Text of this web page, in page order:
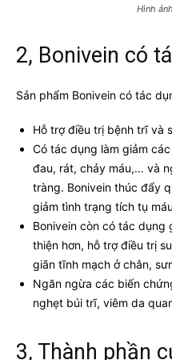
Hình
2, Bonivein có
Sản phẩm Bonivein có tác
Hỗ trợ điều trị bệnh trĩ và
Có tác dụng làm giảm
đau, rát, chảy máu,… và
tràng. Bonivein thúc đẩy
giảm tình trạng tích tụ
Bonivein còn có tác
thiện hơn, hỗ trợ điều trị
giãn tĩnh mạch ở chân,
Ngăn ngừa các biến
nghẹt búi trĩ, viêm da
3, Thành phần